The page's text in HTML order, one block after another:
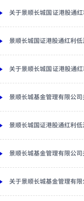
关于景顺长城国证港股通
告 景顺长城国证港股通红利
关于景顺长城国证港股通
告 景顺长城基金管理有限公
景顺长城国证港股通红利
景顺长城基金管理有限公
关于景顺长城基金管理有